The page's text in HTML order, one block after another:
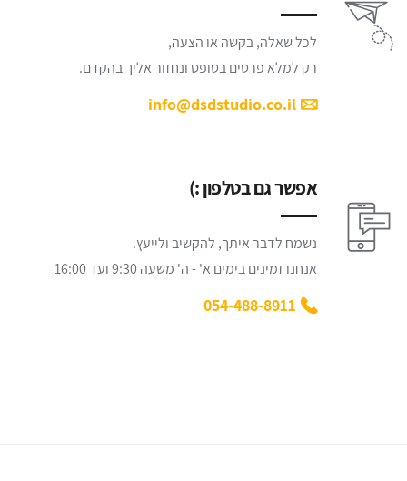
לכל שאלה, בקשה או הצעה,
רק למלא פרטים בטופס ונחזור אליך בהקדם.
info@dsdstudio.co.il
אפשר גם בטלפון :)
נשמח לדבר איתך, להקשיב ולייעץ.
אנחנו זמינים בימים א' - ה' משעה 9:30 ועד 16:00
054-488-8911